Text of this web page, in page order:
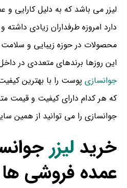
لیزر می باشد که به دلیل کارایی و
دارد امروزه طرفداران زیادی
محصولات در حوزه زیبایی و
این روزها برندهای متعددی در
جوانسازی پوست را با بهترین
که هر کدام دارای کیفیت و قیمت
جوانسازی را می توانید از همین
خرید لیزر
عمده فروشی ها